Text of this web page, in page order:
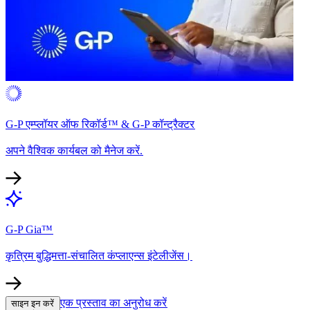
G-P एम्प्लॉयर ऑफ रिकॉर्ड™ & G-P कॉन्ट्रैक्टर​​
अपने वैश्विक कार्यबल को मैनेज करें.​​
G-P Gia™​​
कृत्रिम बुद्धिमत्ता-संचालित कंप्लाएन्स इंटेलीजेंस।​​
साइन इन करें​​ एक प्रस्ताव का अनुरोध करें​​